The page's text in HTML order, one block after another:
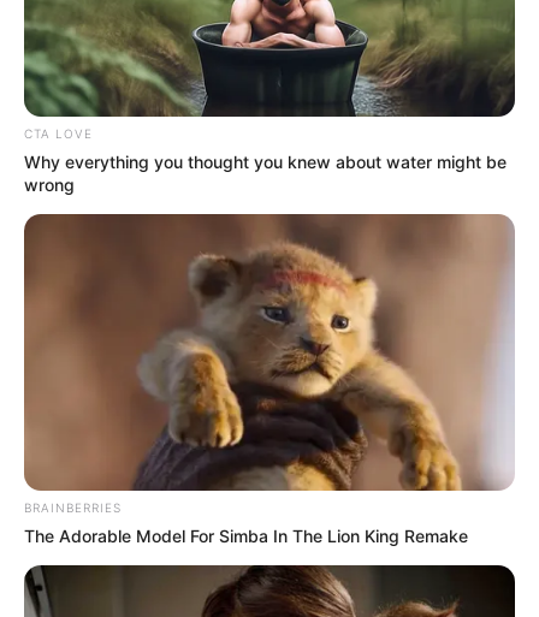
সবাই যা পড়ছেন
এই ডিগ্রি সার্টিফিকেট ছাড়া পাবেন না ৩০০০ টাকা